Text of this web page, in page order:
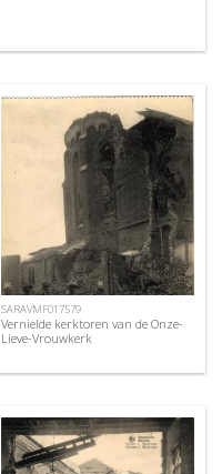
SARAVMF017579
Vernielde kerktoren van de Onze-
Lieve-Vrouwkerk